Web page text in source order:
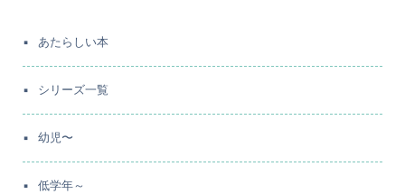
あたらしい本
シリーズ一覧
幼児〜
低学年～